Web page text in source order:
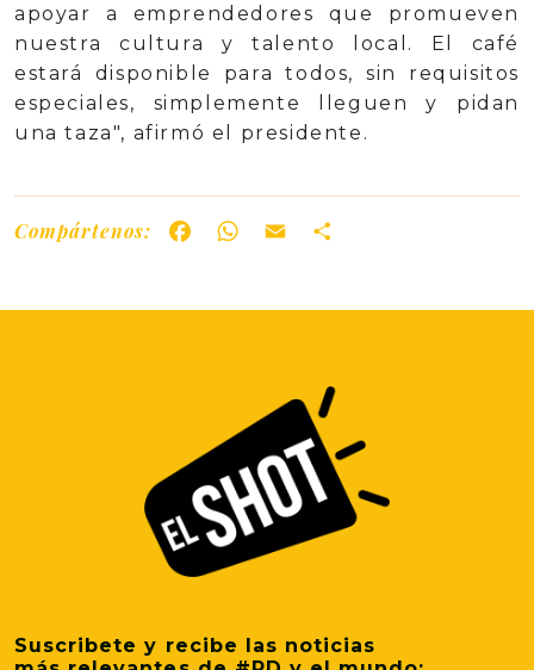
apoyar a emprendedores que promueven
nuestra cultura y talento local. El café
estará disponible para todos, sin requisitos
especiales, simplemente lleguen y pidan
una taza", afirmó el presidente.
Compártenos: FacebookWhatsApp
Email
Suscribete y recibe las noticias